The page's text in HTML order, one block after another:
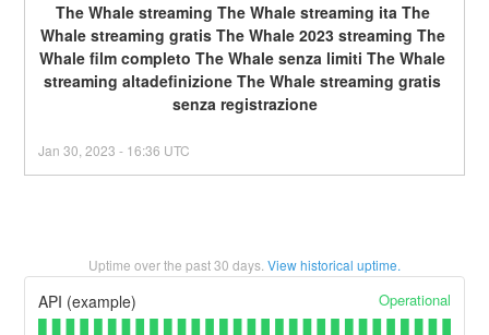
The Whale streaming The Whale streaming ita The
Whale streaming gratis The Whale 2023 streaming The
Whale film completo The Whale senza limiti The Whale
streaming altadefinizione The Whale streaming gratis
senza registrazione
Jan30 ,2023 - 16:36 UTC
Uptime over the past30 days. View historical uptime.
API (example) Operational